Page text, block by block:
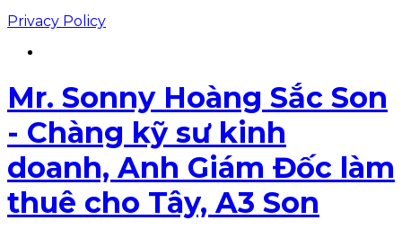
Privacy Policy
Mr. Sonny Hoàng Sắc Son
- Chàng kỹ sư kinh
doanh, Anh Giám Đốc làm
thuê cho Tây, A3 Son